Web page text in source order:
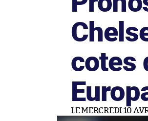
cotes
LE MERCREDI 10